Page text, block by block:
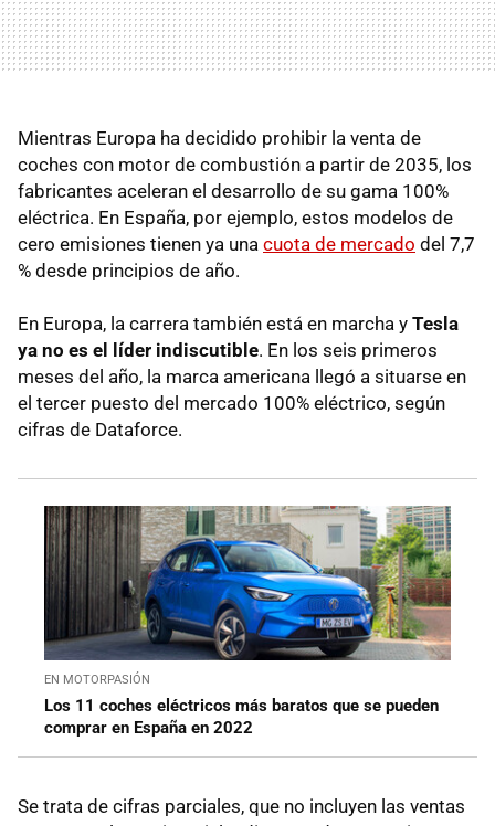
Mientras Europa ha decidido prohibir la venta de
coches con motor de combustión a partir de 2035, los
fabricantes aceleran el desarrollo de su gama 100%
eléctrica. En España, por ejemplo, estos modelos de
cero emisiones tienen ya una cuota de mercado del 7,7
% desde principios de año.
En Europa, la carrera también está en marcha y Tesla
ya no es el líder indiscutible. En los seis primeros
meses del año, la marca americana llegó a situarse en
el tercer puesto del mercado 100% eléctrico, según
cifras de Dataforce.
EN MOTORPASIÓN
Los 11 coches eléctricos más baratos que se pueden
comprar en España en 2022
Se trata de cifras parciales, que no incluyen las ventas